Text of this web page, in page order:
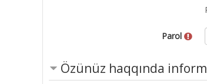
Parol
Özünüz haqqında